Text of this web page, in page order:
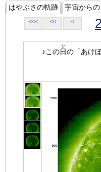
はやぶさの軌跡 宇宙から
<<< << <
♪この日
ひ
の「あけぼ